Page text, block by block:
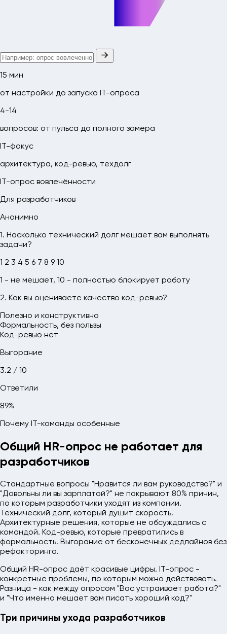
15 мин
от настройки до запуска IT-опроса
4-14
вопросов: от пульса до полного замера
IT-фокус
архитектура, код-ревью, техдолг
IT-опрос вовлечённости
Для разработчиков
Анонимно
1. Насколько технический долг мешает вам выполнять
задачи?
1 2 3 4 5 6 7 8 9 10
1 - не мешает, 10 - полностью блокирует работу
2. Как вы оцениваете качество код-ревью?
Полезно и конструктивно
Формальность, без пользы
Код-ревью нет
Выгорание
3.2 / 10
Ответили
89%
Почему IT-команды особенные
Общий HR-опрос не работает для
разработчиков
Стандартные вопросы "Нравится ли вам руководство?" и
"Довольны ли вы зарплатой?" не покрывают 80% причин,
по которым разработчики уходят из компании.
Технический долг, который душит скорость.
Архитектурные решения, которые не обсуждались с
командой. Код-ревью, которые превратились в
формальность. Выгорание от бесконечных дедлайнов без
рефакторинга.
Общий HR-опрос даёт красивые цифры. IT-опрос -
конкретные проблемы, по которым можно действовать.
Разница - как между опросом "Вас устраивает работа?"
и "Что именно мешает вам писать хороший код?"
Три причины ухода разработчиков